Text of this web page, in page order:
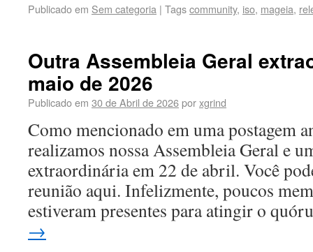
Publicado em Sem categoria | Tagscommunity, iso, mageia,
Outra Assembleia Geral
maio de 2026
Publicado em 30 de Abril de 2026porxgrind
Como mencionado em uma postagem
realizamos nossa Assembleia Geral e
extraordinária em 22 de abril. Você
reunião aqui. Infelizmente, poucos
estiveram presentes para atingir o
→